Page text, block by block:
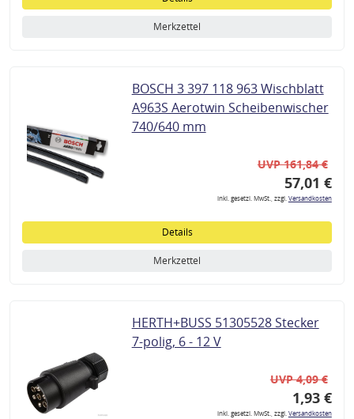
Merkzettel
BOSCH 3 397 118 963 Wischblatt
A963S Aerotwin Scheibenwischer
740/640 mm
UVP 161,84 €
57,01 €
inkl. gesetzl. MwSt., zzgl.Versandkosten
Details
Merkzettel
HERTH+BUSS 51305528 Stecker
7-polig, 6 - 12 V
UVP 4,09 €
1,93 €
inkl. gesetzl. MwSt., zzgl.Versandkosten